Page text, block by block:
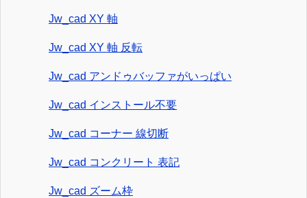
Jw_cad XY 軸
Jw_cad XY 軸 反転
Jw_cad アンドゥバッファがいっぱい
Jw_cad インストール不要
Jw_cad コーナー 線切断
Jw_cad コンクリート 表記
Jw_cad ズーム枠